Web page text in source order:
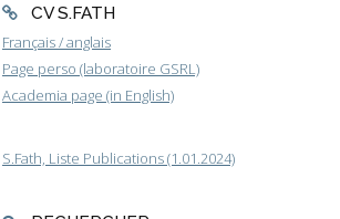
CV S.FATH
Français / anglais
Page perso (laboratoire GSRL)
Academia page (in English)
S.Fath, Liste Publications (1.01.2024)